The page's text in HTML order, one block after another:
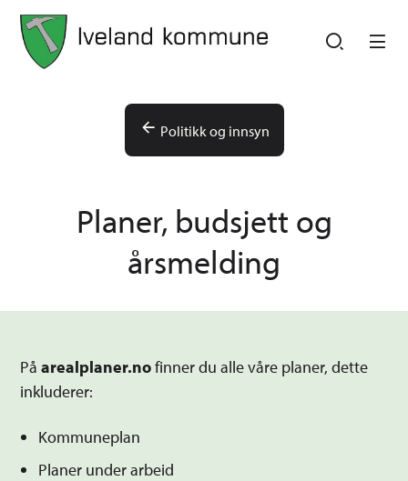
Iveland kommune
Politikk og innsyn
Planer, budsjett og
årsmelding
Påarealplaner.nofinner du alle våre planer, dette
inkluderer:
Kommuneplan
Planer under arbeid